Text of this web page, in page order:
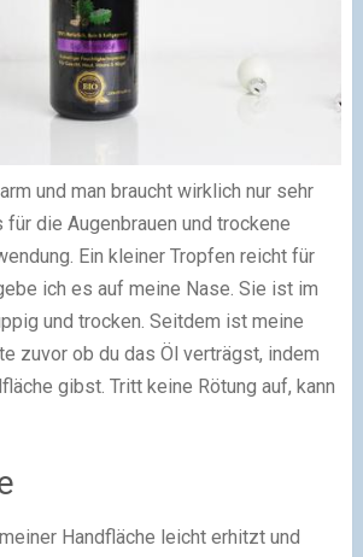
und man braucht wirklich nur sehr
die Augenbrauen und trockene
Ein kleiner Tropfen reicht für
ich es auf meine Nase. Sie ist im
und trocken. Seitdem ist meine
zuvor ob du das Öl verträgst, indem
gibst. Tritt keine Rötung auf, kann
Handfläche leicht erhitzt und